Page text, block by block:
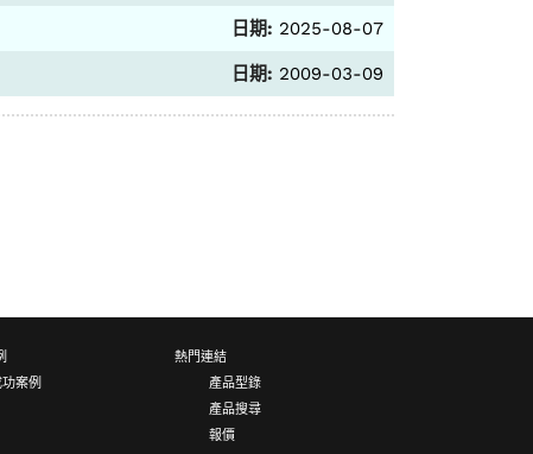
日期: 2025-08-07
日期: 2009-03-09
案例
熱門連結
產品型錄
產品搜尋
報價